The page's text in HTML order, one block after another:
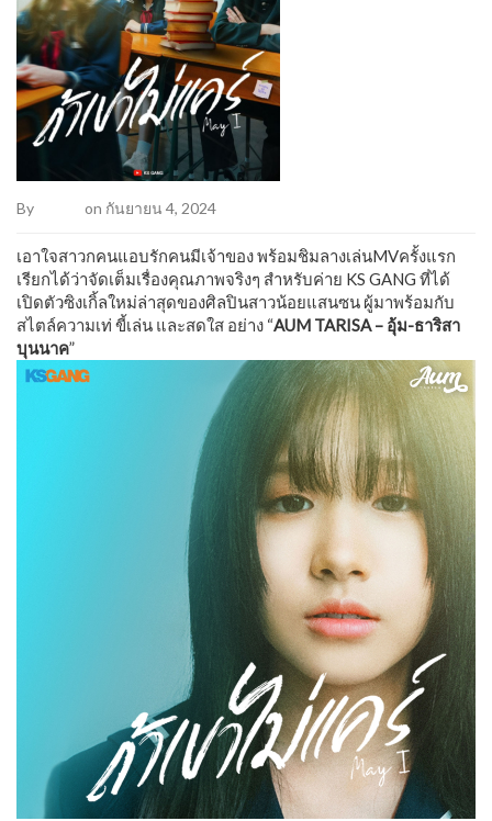
By on กันยายน 4, 2024
เอาใจสาวกคนแอบรักคนมีเจ้าของ พร้อมชิมลางเล่นMVครั้งแรก
เรียกได้ว่าจัดเต็มเรื่องคุณภาพจริงๆ สำหรับค่าย KS GANG ที่ได้
เปิดตัวซิงเกิ้ลใหม่ล่าสุดของศิลปินสาวน้อยแสนซน ผู้มาพร้อมกับ
สไตล์ความเท่ ขี้เล่น และสดใส อย่าง “AUM TARISA – อุ้ม-ธาริสา
บุนนาค”